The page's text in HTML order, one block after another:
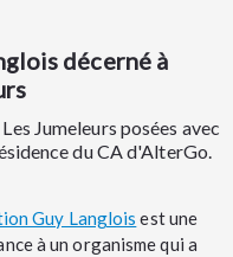
décerné à
Guy Langlois est une
à un organisme qui a